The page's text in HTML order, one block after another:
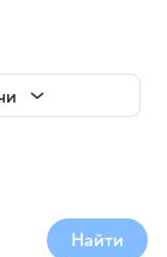
Найти